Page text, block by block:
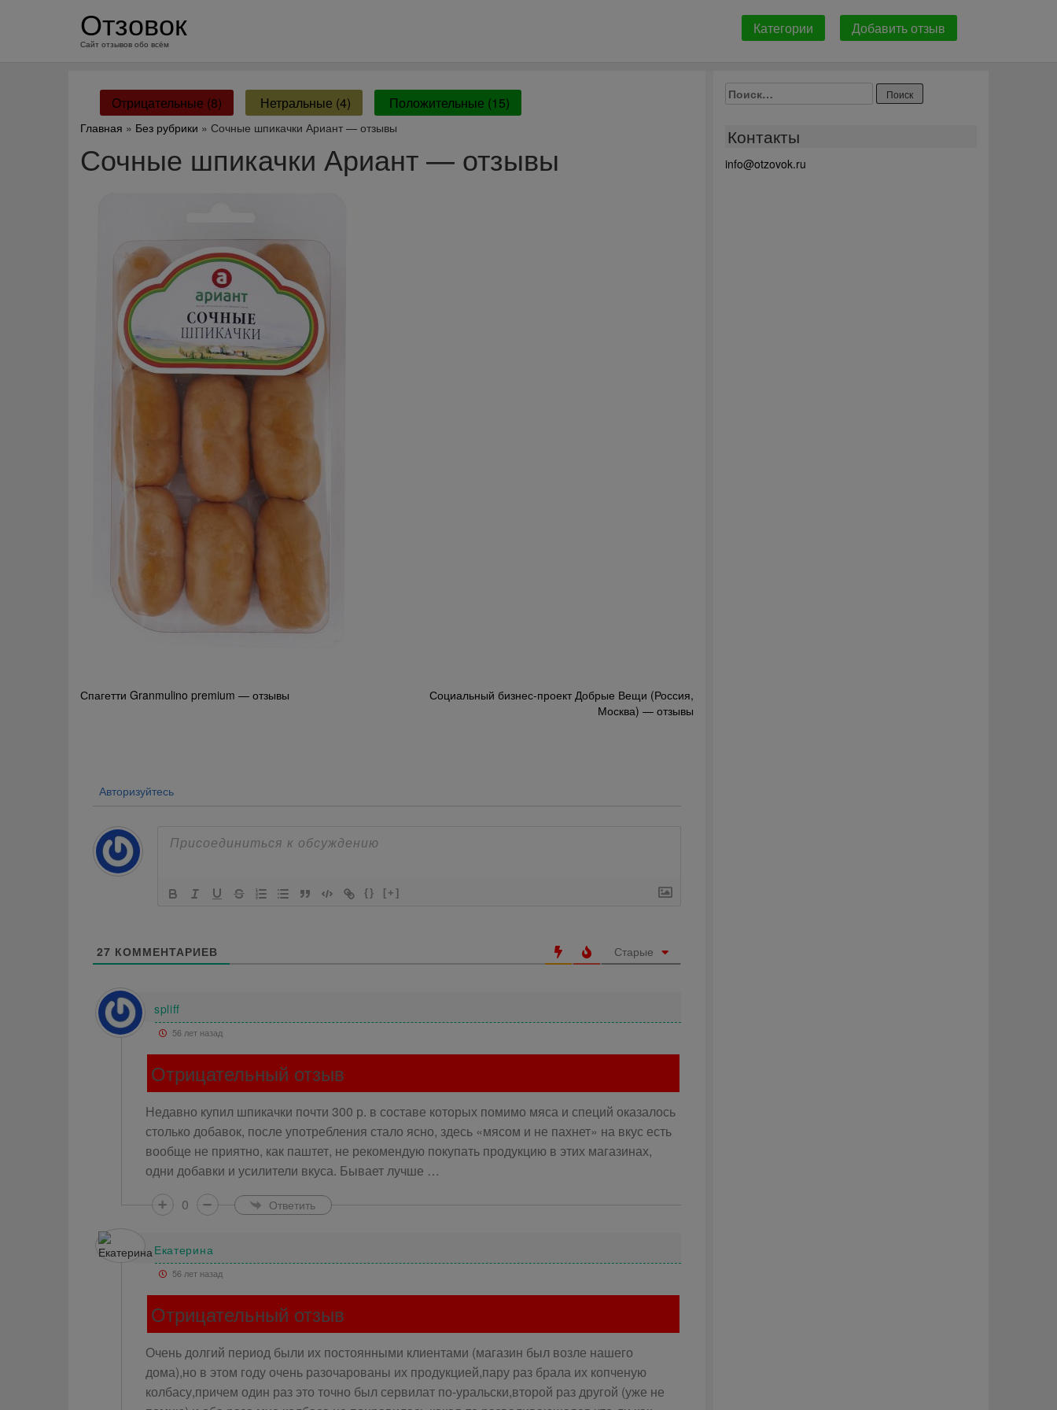
Отзовок
Сайт отзывов обо всём
Категории Добавить отзыв
Отрицательные (8) Нетральные (4) Положительные (15)
Главная » Без рубрики » Сочные шпикачки Ариант — отзывы
Сочные шпикачки Ариант — отзывы
Навигация
Спагетти Granmulino premium — отзывы
Социальный бизнес-проект Добрые Вещи (Россия,
Москва) — отзывы
Авторизуйтесь
{} [+]
27 КОММЕНТАРИЕВ Старые
spliff
56 лет назад
Отрицательный отзыв
Недавно купил шпикачки почти 300 р. в составе которых помимо мяса и специй оказалось
столько добавок, после употребления стало ясно, здесь «мясом и не пахнет» на вкус есть
вообще не приятно, как паштет, не рекомендую покупать продукцию в этих магазинах,
одни добавки и усилители вкуса. Бывает лучше …
0
Ответить
Екатерина
56 лет назад
Отрицательный отзыв
Очень долгий период были их постоянными клиентами (магазин был возле нашего
дома),но в этом году очень разочарованы их продукцией,пару раз брала их копченую
колбасу,причем один раз это точно был сервилат по-уральски,второй раз другой (уже не
Найти:
Контакты
info@otzovok.ru